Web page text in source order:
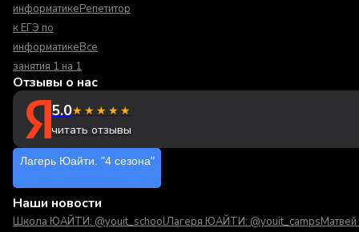
информатикеРепетитор
к ЕГЭ по
информатикеВсе
занятия 1 на 1
Отзывы о нас
5.0★★★★★
читать отзывы
Лагерь Юайти. "4 сезона"
Наши новости
Школа ЮАЙТИ: @youit_schoolЛагеря ЮАЙТИ: @youit_camps